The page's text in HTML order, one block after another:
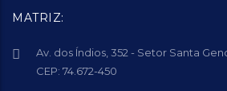
MATRIZ:
Av. dos Índios, 352 - Setor Santa
CEP: 74.672-450